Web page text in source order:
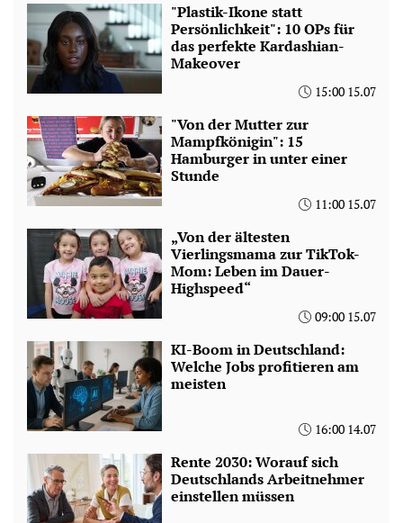
"Plastik-Ikone statt
Persönlichkeit": 10 OPs für
das perfekte Kardashian-
Makeover
15:00 15.07
"Von der Mutter zur
Mampfkönigin": 15
Hamburger in unter einer
Stunde
11:00 15.07
„Von der ältesten
Vierlingsmama zur TikTok-
Mom: Leben im Dauer-
Highspeed“
09:00 15.07
KI-Boom in Deutschland:
Welche Jobs profitieren am
meisten
16:00 14.07
Rente 2030: Worauf sich
Deutschlands Arbeitnehmer
einstellen müssen